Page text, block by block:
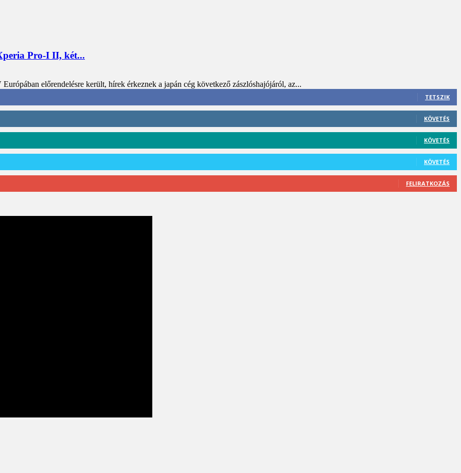
Pro-I II, két...
előrendelésre került, hírek érkeznek a japán cég következő zászlóshajójáról, az...
TETSZIK
KÖVETÉS
KÖVETÉS
KÖVETÉS
FELIRATKOZÁS